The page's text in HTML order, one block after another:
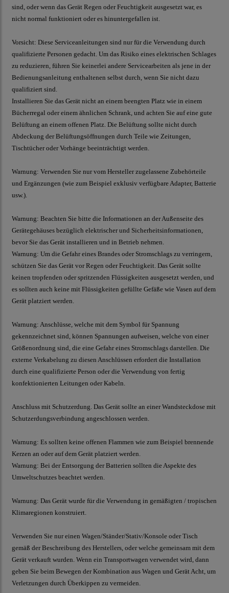
sind, oder wenn das Gerät Regen oder Feuchtigkeit ausgesetzt war, es
nicht normal funktioniert oder es hinuntergefallen ist.
Vorsicht: Diese Serviceanleitungen sind nur für die Verwendung durch
qualifizierte Personen gedacht. Um das Risiko eines elektrischen Schlages
zu reduzieren, führen Sie keinerlei andere Servicearbeiten als jene in der
Bedienungsanleitung enthaltenen selbst durch, wenn Sie nicht dazu
qualifiziert sind.
Installieren Sie das Gerät nicht an einem beengten Platz wie in einem
Bücherregal oder einem ähnlichen Schrank, und achten Sie auf eine gute
Belüftung an einem offenen Platz. Die Belüftung sollte nicht durch
Abdeckung der Belüftungsöffnungen durch Teile wie Zeitungen,
Tischtücher oder Vorhänge beeinträchtigt werden.
Warnung: Verwenden Sie nur vom Hersteller zugelassene Zubehörteile
und Ergänzungen (wie zum Beispiel exklusiv verfügbare Adapter, Batterie
usw.).
Warnung: Beachten Sie bitte die Informationen an der Außenseite des
Gerätegehäuses bezüglich elektrischer und Sicherheitsinformationen,
bevor Sie das Gerät installieren und in Betrieb nehmen.
Warnung: Um die Gefahr eines Brandes oder Stromschlags zu verringern,
schützen Sie das Gerät vor Regen oder Feuchtigkeit. Das Gerät sollte
keinen tropfenden oder spritzenden Flüssigkeiten ausgesetzt werden, und
es sollten auch keine mit Flüssigkeiten gefüllte Gefäße wie Vasen auf dem
Gerät platziert werden.
Warnung: Anschlüsse, welche mit dem Symbol für Spannung
gekennzeichnet sind, können Spannungen aufweisen, welche von einer
Größenordnung sind, die eine Gefahr eines Stromschlags darstellen. Die
externe Verkabelung zu diesen Anschlüssen erfordert die Installation
durch eine qualifizierte Person oder die Verwendung von fertig
konfektionierten Leitungen oder Kabeln.
Anschluss mit Schutzerdung. Das Gerät sollte an einer Wandsteckdose mit
Schutzerdungsverbindung angeschlossen werden.
Warnung: Es sollten keine offenen Flammen wie zum Beispiel brennende
Kerzen an oder auf dem Gerät platziert werden.
Warnung: Bei der Entsorgung der Batterien sollten die Aspekte des
Umweltschutzes beachtet werden.
Warnung: Das Gerät wurde für die Verwendung in gemäßigten / tropischen
Klimaregionen konstruiert.
Verwenden Sie nur einen Wagen/Ständer/Stativ/Konsole oder Tisch
gemäß der Beschreibung des Herstellers, oder welche gemeinsam mit dem
Gerät verkauft wurden. Wenn ein Transportwagen verwendet wird, dann
geben Sie beim Bewegen der Kombination aus Wagen und Gerät Acht, um
Verletzungen durch Überkippen zu vermeiden.